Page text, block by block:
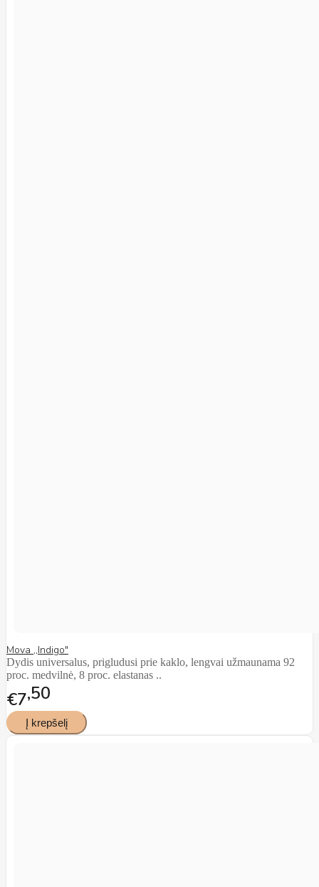
Mova ,,Indigo"
Dydis universalus, prigludusi prie kaklo, lengvai užmaunama 92
proc. medvilnė, 8 proc. elastanas ..
€7 50